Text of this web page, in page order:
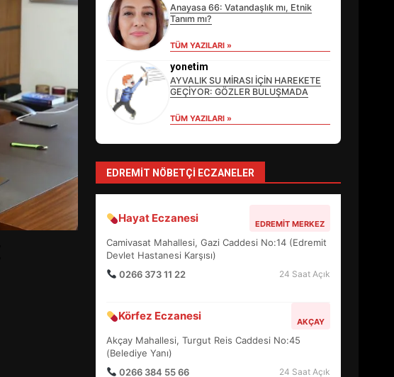
Anayasa 66: Vatandaşlık mı, Etnik
Tanım mı?
TÜM YAZILARI »
yonetim
AYVALIK SU MİRASI İÇİN HAREKETE
GEÇİYOR: GÖZLER BULUŞMADA
TÜM YAZILARI »
EDREMIT NÖBETÇI ECZANELER
Hayat Eczanesi EDREMIT MERKEZ
Camivasat Mahallesi, Gazi Caddesi No:14 (Edremit
Devlet Hastanesi Karşısı)
0266 373 11 22
24 Saat Açık
Körfez Eczanesi AKÇAY
Akçay Mahallesi, Turgut Reis Caddesi No:45
(Belediye Yanı)
0266 384 55 66
24 Saat Açık
EİB’DE KRİTİK ATAMA:
SÜRDÜRÜLEBİLİRLİKTE NE
DEĞİŞECEK?
4
BAŞARDI?
5
BALIKESİR MÜZELERİNDE
SÜRE UZATILDI: NE DEĞİŞTİ?
6
BURHANİYE SATRANÇ
DEĞİŞTİRİYOR?